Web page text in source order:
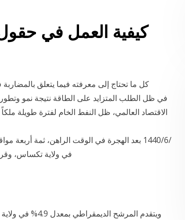
كيفية العمل في
كل ما تحتاج إلى معرفته فيما يتعلق
الاقتصاد العالمي، ظل النفط الخام لفترة طويلة
في ولاية تكساس، وقرب بحيرة 1‏‏/6‏‏/1442 بعد